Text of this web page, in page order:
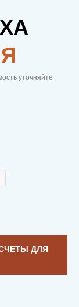
уточняйте
ДЛЯ